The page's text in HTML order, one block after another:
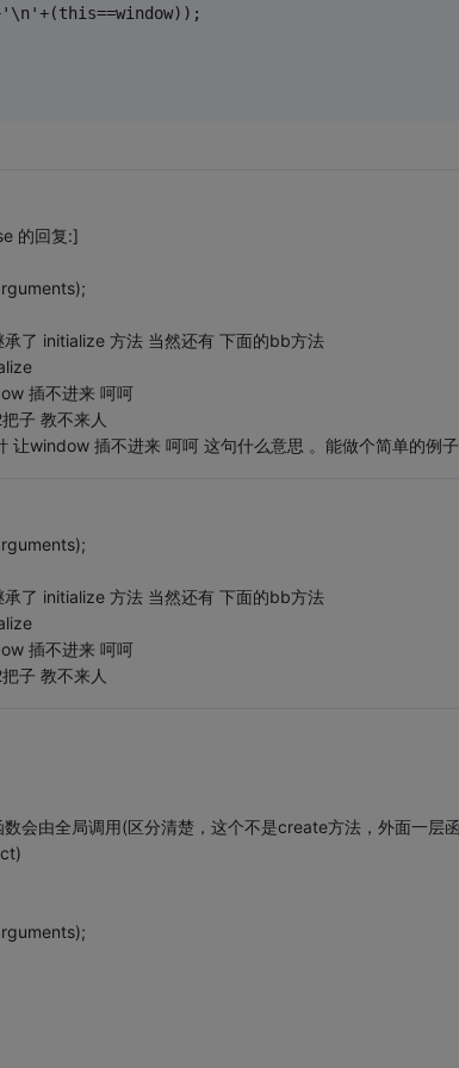
的回复:]
了 initialize 方法 当然还有 下面的bb方法
插不进来 呵呵
子 教不来人
让window 插不进来 呵呵 这句什么意思 。能做个简单的例
了 initialize 方法 当然还有 下面的bb方法
插不进来 呵呵
子 教不来人
会由全局调用(区分清楚，这个不是create方法，外面一层